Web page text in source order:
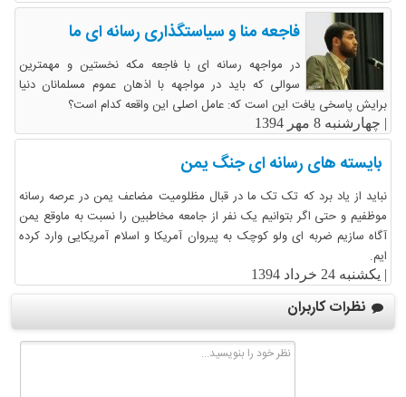
فاجعه منا و سیاستگذاری رسانه ای ما
در مواجهه رسانه ای با فاجعه مکه نخستین و مهمترین
سوالی که باید در مواجهه با اذهان عموم مسلمانان دنیا
برایش پاسخی یافت این است که: عامل اصلی این واقعه کدام است؟
| چهارشنبه 8 مهر 1394
بایسته های رسانه ای جنگ یمن
نباید از یاد برد که تک تک ما در قبال مظلومیت مضاعف یمن در عرصه رسانه
موظفیم و حتی اگر بتوانیم یک نفر از جامعه مخاطبین را نسبت به ماوقع یمن
آگاه سازیم ضربه ای ولو کوچک به پیروان آمریکا و اسلام آمریکایی وارد کرده
ایم.
| یکشنبه 24 خرداد 1394
نظرات کاربران